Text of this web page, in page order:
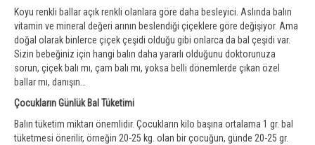
Koyu renkli ballar açık renkli olanlara göre daha besleyici. Aslında balın
vitamin ve mineral değeri arının beslendiği çiçeklere göre değişiyor. Ama
doğal olarak binlerce çiçek çeşidi olduğu gibi onlarca da bal çeşidi var.
Sizin bebeğiniz için hangi balın daha yararlı olduğunu doktorunuza
sorun, çiçek balı mı, çam balı mı, yoksa belli dönemlerde çıkan özel
ballar mı, danışın…
Çocukların Günlük Bal Tüketimi
Balın tüketim miktarı önemlidir. Çocukların kilo başına ortalama 1 gr. bal
tüketmesi önerilir, örneğin 20-25 kg. olan bir çocuğun, günde 20-25 gr.